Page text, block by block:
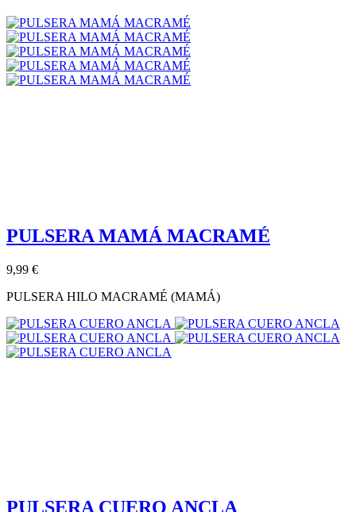
PULSERA MAMÁ MACRAMÉ
9,99 €
PULSERA HILO MACRAMÉ (MAMÁ)
PULSERA CUERO ANCLA